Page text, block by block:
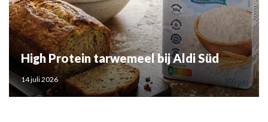
High Protein tarwemeel bij Aldi Süd
14 juli 2026